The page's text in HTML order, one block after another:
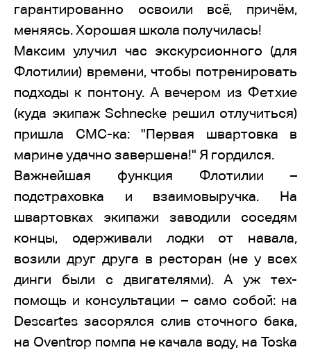
гарантированно освоили всё, причём,
меняясь. Хорошая школа получилась!
Максим улучил час экскурсионного (для
Флотилии) времени, чтобы потренировать
подходы к понтону. А вечером из Фетхие
(куда экипаж Schnecke решил отлучиться)
пришла СМС-ка: "Первая швартовка в
марине удачно завершена!" Я гордился.
Важнейшая функция Флотилии –
подстраховка и взаимовыручка. На
швартовках экипажи заводили соседям
концы, одерживали лодки от навала,
возили друг друга в ресторан (не у всех
динги были с двигателями). А уж тех-
помощь и консультации – само собой: на
Descartes засорялся слив сточного бака,
на Oventrop помпа не качала воду, на Toska